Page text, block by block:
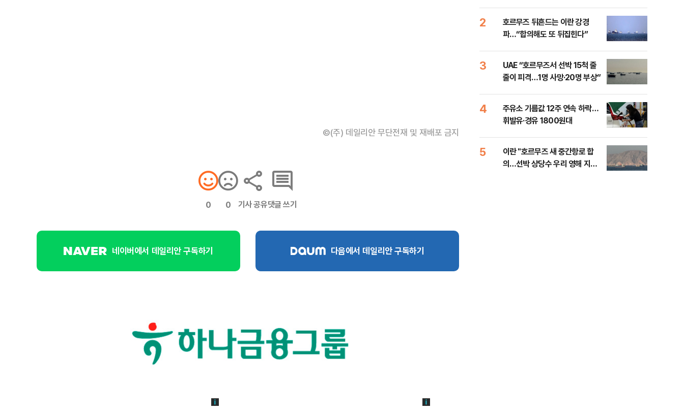
©(주) 데일리안 무단전재 및 재배포 금지
0 0 기사 공유댓글 쓰기
네이버에서 데일리안 구독하기 다음에서 데일리안 구독하기
2
호르무즈 뒤흔드는 이란 강경
파…“합의해도 또 뒤집힌다”
3
UAE “호르무즈서 선박 15척 줄
줄이 피격…1명 사망·20명 부상”
4
주유소 기름값 12주 연속 하락…
휘발유·경유 1800원대
5
이란 "호르무즈 새 중간항로 합
의…선박 상당수 우리 영해 지난